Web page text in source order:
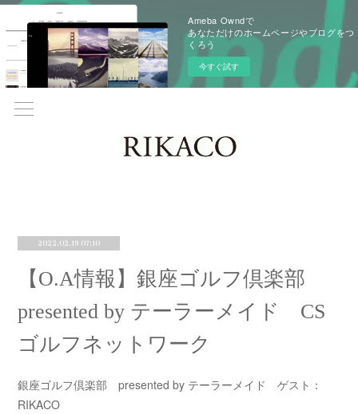
Ameba Owndで
あなただけのホームページやブログをつ
くろう
今すぐ試す
2022.02.19 07:10
【O.A情報】銀座ゴルフ倶楽部
presented by テーラーメイド CS
ゴルフネットワーク
銀座ゴルフ倶楽部 presented by テーラーメイド ゲスト：
RIKACO